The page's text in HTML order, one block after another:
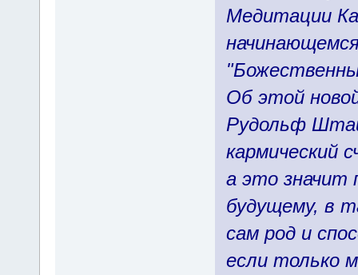
Медитации
Об этой
Рудольф
кармический
а это значит
будущему, в
сам род и
если только